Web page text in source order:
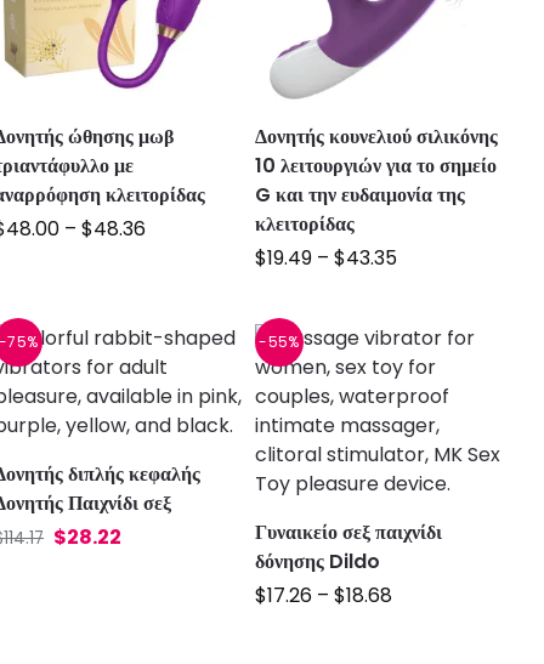
ώθησης μωβ
με
κλειτορίδας
48.00 – $48.36
Δονητής κουνελιού σιλικόνης
10 λειτουργιών για το σημείο
G και την ευδαιμονία της
κλειτορίδας
$19.49 – $43.35
-75%
διπλής κεφαλής
Παιχνίδι σεξ
114.17 $28.22
-55%
Γυναικείο σεξ παιχνίδι
δόνησης Dildo
$17.26 – $18.68